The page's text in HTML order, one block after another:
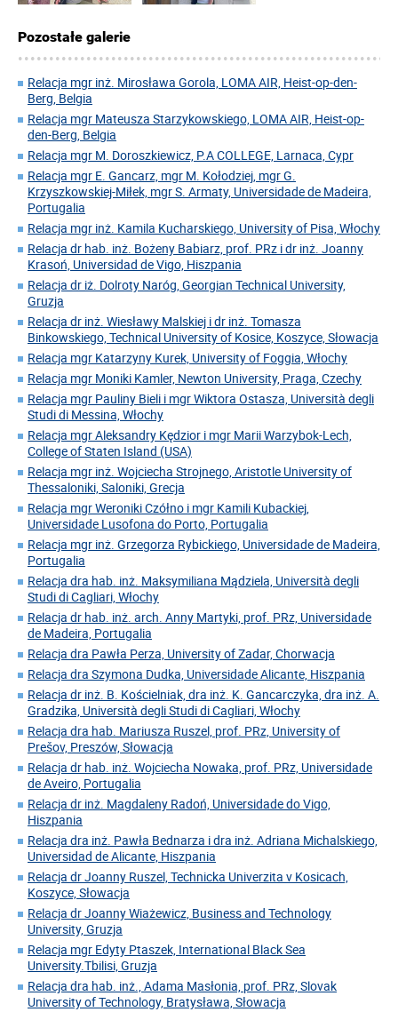
Pozostałe galerie
Relacja mgr inż. Mirosława Gorola, LOMA AIR, Heist-op-den-
Berg, Belgia
Relacja mgr Mateusza Starzykowskiego, LOMA AIR, Heist-op-
den-Berg, Belgia
Relacja mgr M. Doroszkiewicz, P.A COLLEGE, Larnaca, Cypr
Relacja mgr E. Gancarz, mgr M. Kołodziej, mgr G.
Krzyszkowskiej-Miłek, mgr S. Armaty, Universidade de Madeira,
Portugalia
Relacja mgr inż. Kamila Kucharskiego, University of Pisa, Włochy
Relacja dr hab. inż. Bożeny Babiarz, prof. PRz i dr inż. Joanny
Krasoń, Universidad de Vigo, Hiszpania
Relacja dr iż. Dolroty Naróg, Georgian Technical University,
Gruzja
Relacja dr inż. Wiesławy Malskiej i dr inż. Tomasza
Binkowskiego, Technical University of Kosice, Koszyce, Słowacja
Relacja mgr Katarzyny Kurek, University of Foggia, Włochy
Relacja mgr Moniki Kamler, Newton University, Praga, Czechy
Relacja mgr Pauliny Bieli i mgr Wiktora Ostasza, Università degli
Studi di Messina, Włochy
Relacja mgr Aleksandry Kędzior i mgr Marii Warzybok-Lech,
College of Staten Island (USA)
Relacja mgr inż. Wojciecha Strojnego, Aristotle University of
Thessaloniki, Saloniki, Grecja
Relacja mgr Weroniki Czółno i mgr Kamili Kubackiej,
Universidade Lusofona do Porto, Portugalia
Relacja mgr inż. Grzegorza Rybickiego, Universidade de Madeira,
Portugalia
Relacja dra hab. inż. Maksymiliana Mądziela, Università degli
Studi di Cagliari, Włochy
Relacja dr hab. inż. arch. Anny Martyki, prof. PRz, Universidade
de Madeira, Portugalia
Relacja dra Pawła Perza, University of Zadar, Chorwacja
Relacja dra Szymona Dudka, Universidade Alicante, Hiszpania
Relacja dr inż. B. Kościelniak, dra inż. K. Gancarczyka, dra inż. A.
Gradzika, Università degli Studi di Cagliari, Włochy
Relacja dra hab. Mariusza Ruszel, prof. PRz, University of
Prešov, Preszów, Słowacja
Relacja dr hab. inż. Wojciecha Nowaka, prof. PRz, Universidade
de Aveiro, Portugalia
Relacja dr inż. Magdaleny Radoń, Universidade do Vigo,
Hiszpania
Relacja dra inż. Pawła Bednarza i dra inż. Adriana Michalskiego,
Universidad de Alicante, Hiszpania
Relacja dr Joanny Ruszel, Technicka Univerzita v Kosicach,
Koszyce, Słowacja
Relacja dr Joanny Wiażewicz, Business and Technology
University, Gruzja
Relacja mgr Edyty Ptaszek, International Black Sea
University.Tbilisi, Gruzja
Relacja dra hab. inż., Adama Masłonia, prof. PRz, Slovak
University of Technology, Bratysława, Słowacja